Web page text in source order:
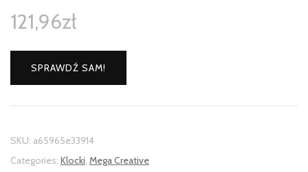
121,96zł
SPRAWDŹ SAM!
SKU: a65965e33914
Categories: Klocki, Mega Creative